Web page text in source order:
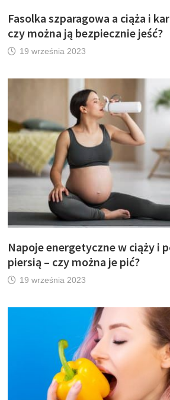
Fasolka szparagowa a ciąża i
czy można ją bezpiecznie jeść?
19 września 2023
Napoje energetyczne w ciąży i
piersią – czy można je pić?
19 września 2023